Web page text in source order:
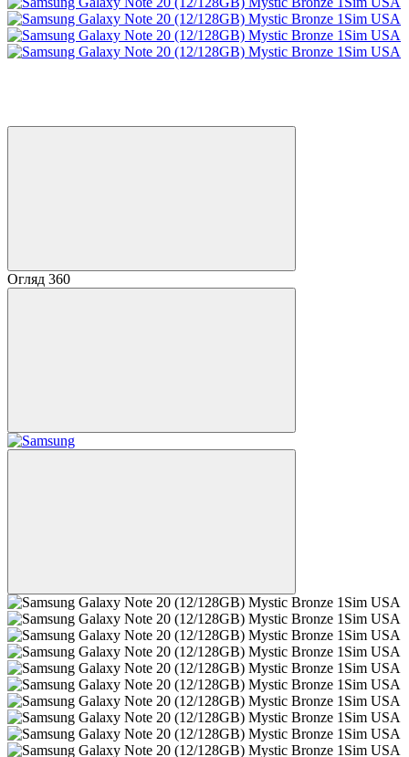
Огляд 360